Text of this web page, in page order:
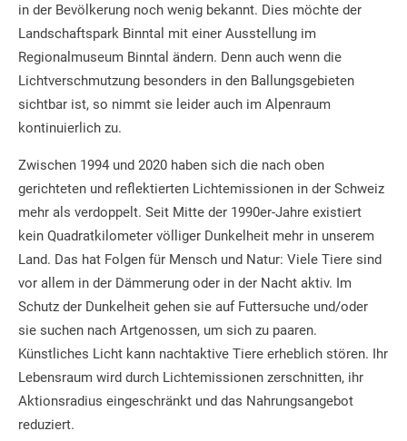
in der Bevölkerung noch wenig bekannt. Dies möchte der
Landschaftspark Binntal mit einer Ausstellung im
Regionalmuseum Binntal ändern. Denn auch wenn die
Lichtverschmutzung besonders in den Ballungsgebieten
sichtbar ist, so nimmt sie leider auch im Alpenraum
kontinuierlich zu.
Zwischen 1994 und 2020 haben sich die nach oben
gerichteten und reflektierten Lichtemissionen in der Schweiz
mehr als verdoppelt. Seit Mitte der 1990er-Jahre existiert
kein Quadratkilometer völliger Dunkelheit mehr in unserem
Land. Das hat Folgen für Mensch und Natur: Viele Tiere sind
vor allem in der Dämmerung oder in der Nacht aktiv. Im
Schutz der Dunkelheit gehen sie auf Futtersuche und/oder
sie suchen nach Artgenossen, um sich zu paaren.
Künstliches Licht kann nachtaktive Tiere erheblich stören. Ihr
Lebensraum wird durch Lichtemissionen zerschnitten, ihr
Aktionsradius eingeschränkt und das Nahrungsangebot
reduziert.